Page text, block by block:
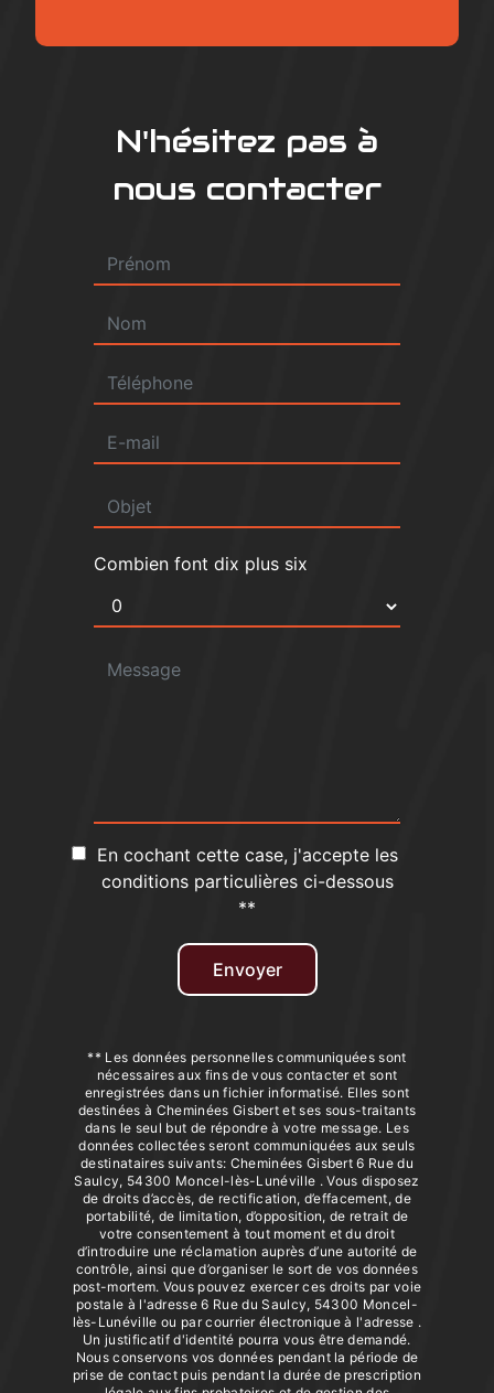
N'hésitez pas à
nous contacter
Combien font dix plus six
En cochant cette case, j'accepte les
conditions particulières ci-dessous
**
Envoyer
** Les données personnelles communiquées sont
nécessaires aux fins de vous contacter et sont
enregistrées dans un fichier informatisé. Elles sont
destinées à Cheminées Gisbert et ses sous-traitants
dans le seul but de répondre à votre message. Les
données collectées seront communiquées aux seuls
destinataires suivants: Cheminées Gisbert 6 Rue du
Saulcy, 54300 Moncel-lès-Lunéville . Vous disposez
de droits d’accès, de rectification, d’effacement, de
portabilité, de limitation, d’opposition, de retrait de
votre consentement à tout moment et du droit
d’introduire une réclamation auprès d’une autorité de
contrôle, ainsi que d’organiser le sort de vos données
post-mortem. Vous pouvez exercer ces droits par voie
postale à l'adresse 6 Rue du Saulcy, 54300 Moncel-
lès-Lunéville ou par courrier électronique à l'adresse .
Un justificatif d'identité pourra vous être demandé.
Nous conservons vos données pendant la période de
prise de contact puis pendant la durée de prescription